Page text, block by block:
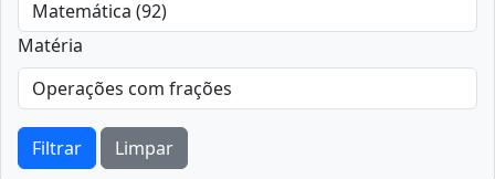
Matéria
Filtrar Limpar